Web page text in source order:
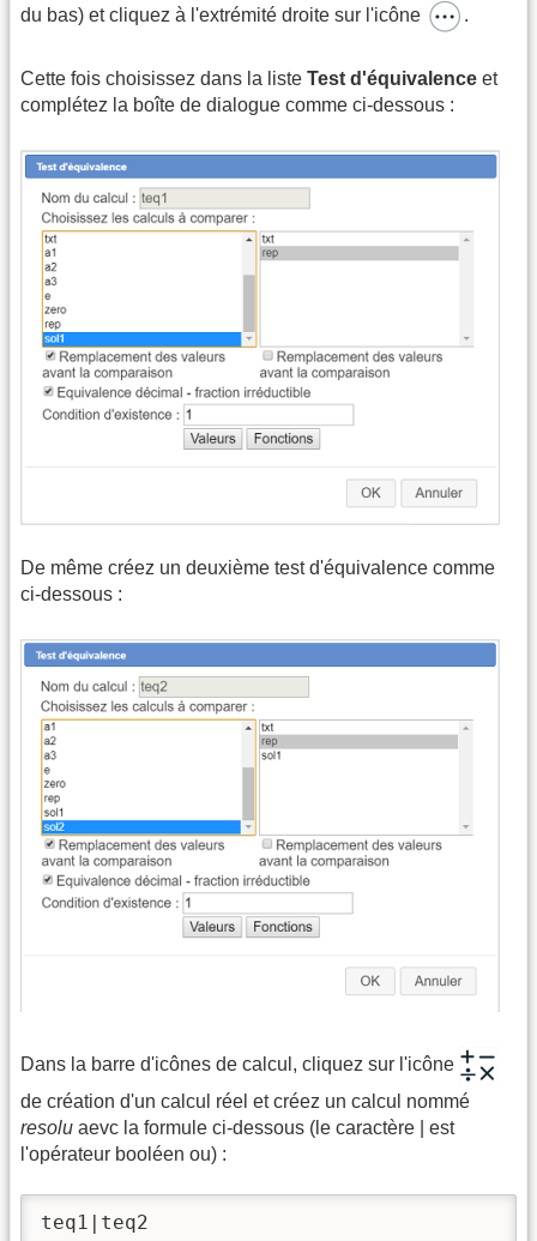
du bas) et cliquez à l'extrémité droite sur l'icône
.
Cette fois choisissez dans la liste Test d'équivalence et
complétez la boîte de dialogue comme ci-dessous :
De même créez un deuxième test d'équivalence comme
ci-dessous :
Dans la barre d'icônes de calcul, cliquez sur l'icône
de création d'un calcul réel et créez un calcul nommé
resolu aevc la formule ci-dessous (le caractère | est
l'opérateur booléen ou) :
teq1|teq2